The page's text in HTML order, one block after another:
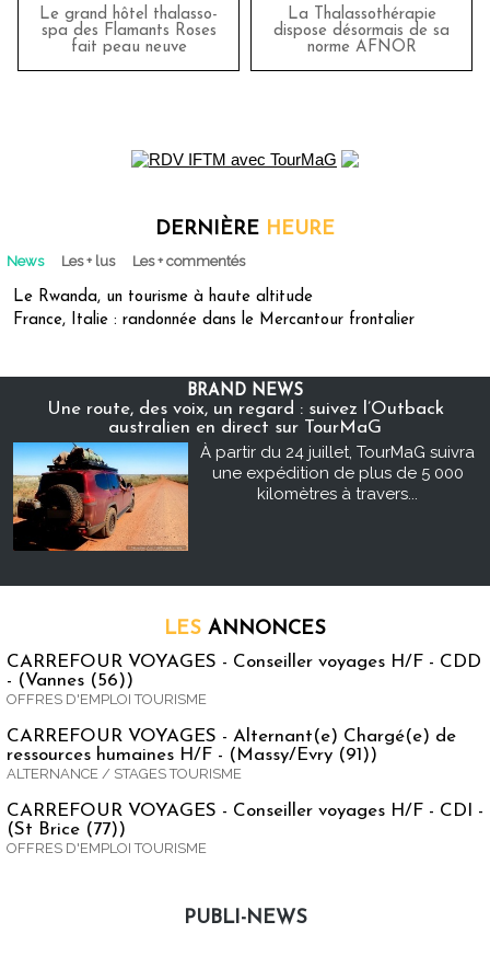
Le grand hôtel thalasso-
spa des Flamants Roses
fait peau neuve
La Thalassothérapie
dispose désormais de sa
norme AFNOR
DERNIÈRE HEURE
News Les + lus Les + commentés
Le Rwanda, un tourisme à haute altitude
France, Italie : randonnée dans le Mercantour frontalier
BRAND NEWS
Une route, des voix, un regard : suivez l’Outback
australien en direct sur TourMaG
À partir du 24 juillet, TourMaG suivra
une expédition de plus de 5 000
kilomètres à travers...
LES ANNONCES
CARREFOUR VOYAGES - Conseiller voyages H/F - CDD
- (Vannes (56))
OFFRES D'EMPLOI TOURISME
CARREFOUR VOYAGES - Alternant(e) Chargé(e) de
ressources humaines H/F - (Massy/Evry (91))
ALTERNANCE / STAGES TOURISME
CARREFOUR VOYAGES - Conseiller voyages H/F - CDI -
(St Brice (77))
OFFRES D'EMPLOI TOURISME
PUBLI-NEWS